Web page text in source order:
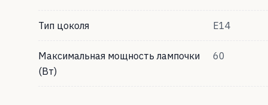
Тип цоколя Е14
Максимальная мощность лампочки
(Вт)
60